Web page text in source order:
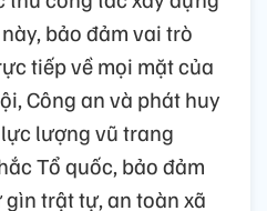
bảo đảm vai trò
tiếp về mọi mặt của
Công an và phát huy
lượng vũ trang
Tổ quốc, bảo đảm
trật tự, an toàn xã